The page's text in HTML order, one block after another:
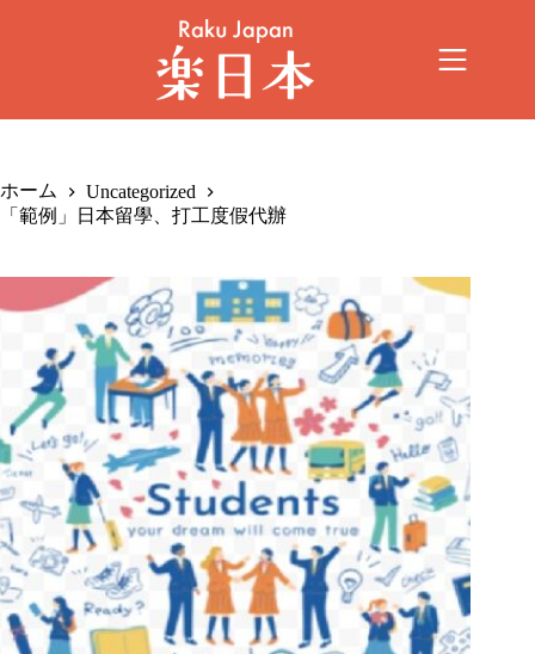
ホーム
Uncategorized
「範例」日本留學、打工度假代辦